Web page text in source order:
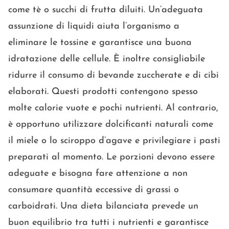
come tè o succhi di frutta diluiti. Un’adeguata
assunzione di liquidi aiuta l’organismo a
eliminare le tossine e garantisce una buona
idratazione delle cellule. È inoltre consigliabile
ridurre il consumo di bevande zuccherate e di cibi
elaborati. Questi prodotti contengono spesso
molte calorie vuote e pochi nutrienti. Al contrario,
è opportuno utilizzare dolcificanti naturali come
il miele o lo sciroppo d’agave e privilegiare i pasti
preparati al momento. Le porzioni devono essere
adeguate e bisogna fare attenzione a non
consumare quantità eccessive di grassi o
carboidrati. Una dieta bilanciata prevede un
buon equilibrio tra tutti i nutrienti e garantisce